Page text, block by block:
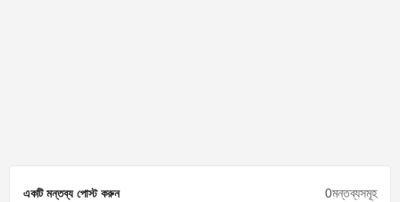
একটি মন্তব্য পোস্ট করুন 0মন্তব্যসমূহ